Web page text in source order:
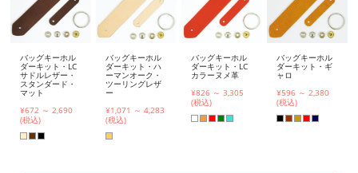
バッグキーホル
ダーキット・LC
サドルレザー・
スタンダード・
マット
¥672 ～ 2,690
(税込)
バッグキーホル
ダーキット・ハ
ーマンオーク・
ツーリングレザ
ー
¥1,071 ～ 4,283
(税込)
バッグキーホル
ダーキット・LC
カラーヌメ革
¥826 ～ 3,305
(税込)
バッグキーホル
ダーキット・ギ
ャロ
¥596 ～ 2,380
(税込)